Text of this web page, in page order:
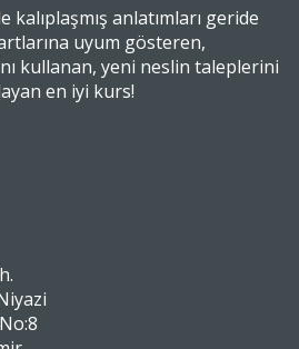
anlatımları geride
uyum gösteren,
kullanan, yeni neslin taleplerini
en iyi kurs!